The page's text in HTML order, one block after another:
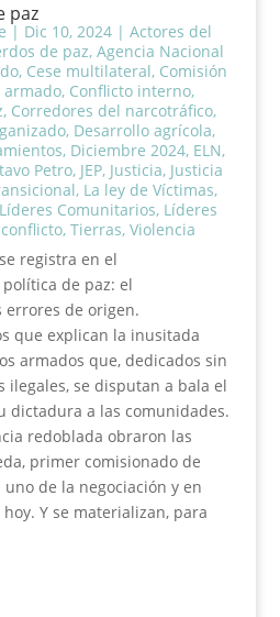
paz
| Dic 10, 2024| Actores del
de paz, Agencia Nacional
, Cese multilateral, Comisión
armado, Conflicto interno,
, Corredores del narcotráfico,
, Desarrollo agrícola,
, Diciembre 2024, ELN,
Petro, JEP, Justicia, Justicia
, La ley de Víctimas,
Líderes Comunitarios, Líderes
, Tierras, Violencia
registra en el
de paz: el
errores de origen.
que explican la inusitada
armados que, dedicados sin
ilegales, se disputan a bala el
dictadura a las comunidades.
redoblada obraron las
primer comisionado de
de la negociación y en
Y se materializan, para